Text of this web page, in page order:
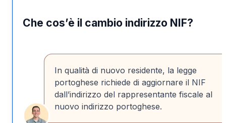
Che cos’è il cambio indirizzo NIF?
In qualità di nuovo residente, la legge
portoghese richiede di aggiornare il NIF
dall’indirizzo del rappresentante fiscale al
nuovo indirizzo portoghese.